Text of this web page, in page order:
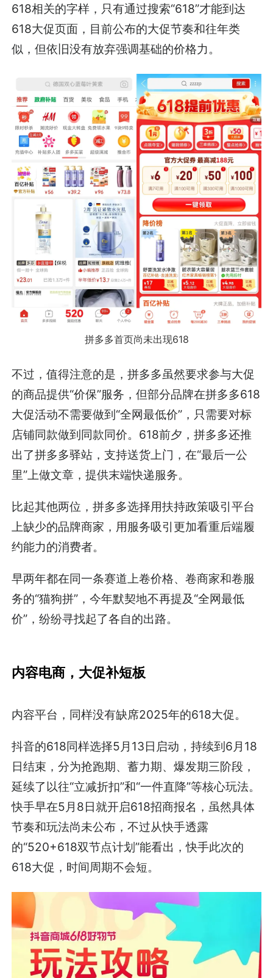
618相关的字样，只有通过搜索“618”才能到达
618大促页面，目前公布的大促节奏和往年类
似，但依旧没有放弃强调基础的价格力。
拼多多首页尚未出现618
不过，值得注意的是，拼多多虽然要求参与大促
的商品提供“价保”服务，但部分品牌在拼多多618
大促活动不需要做到“全网最低价”，只需要对标
店铺同款做到同款同价。618前夕，拼多多还推
出了拼多多驿站，支持送货上门，在“最后一公
里”上做文章，提供末端快递服务。
比起其他两位，拼多多选择用扶持政策吸引平台
上缺少的品牌商家，用服务吸引更加看重后端履
约能力的消费者。
早两年都在同一条赛道上卷价格、卷商家和卷服
务的“猫狗拼”，今年默契地不再提及“全网最低
价”，纷纷寻找起了各自的出路。
内容电商，大促补短板
内容平台，同样没有缺席2025年的618大促。
抖音的618同样选择5月13日启动，持续到6月18
日结束，分为抢跑期、蓄力期、爆发期三阶段，
延续了以往“立减折扣”和“一件直降”等核心玩法。
快手早在5月8日就开启618招商报名，虽然具体
节奏和玩法尚未公布，不过从快手透露
的“520+618双节点计划”能看出，快手此次的
618大促，时间周期不会短。